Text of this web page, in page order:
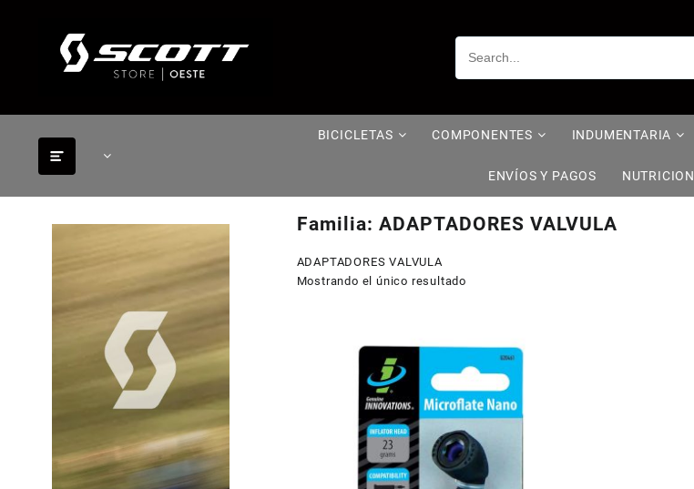
BICICLETAS COMPONENTES INDUMENTARIA
ENVÍOS Y PAGOS NUTRICION
Familia: ADAPTADORES VALVULA
ADAPTADORES VALVULA
Mostrando el único resultado